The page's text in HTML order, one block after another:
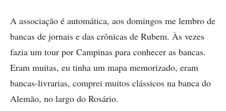
A associação é automática, aos domingos me lembro de
bancas de jornais e das crônicas de Rubem. Às vezes
fazia um tour por Campinas para conhecer as bancas.
Eram muitas, eu tinha um mapa memorizado, eram
bancas-livrarias, comprei muitos clássicos na banca do
Alemão, no largo do Rosário.